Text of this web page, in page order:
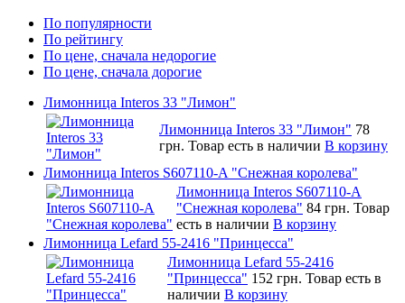
По популярности
По рейтингу
По цене, сначала недорогие
По цене, сначала дорогие
Лимонница Interos 33 "Лимон"
Лимонница Interos 33 "Лимон" 78
грн. Товар есть в наличии В корзину
Лимонница Interos S607110-A "Снежная королева"
Лимонница Interos S607110-A
"Снежная королева" 84 грн. Товар
есть в наличии В корзину
Лимонница Lefard 55-2416 "Принцесса"
Лимонница Lefard 55-2416
"Принцесса" 152 грн. Товар есть в
наличии В корзину